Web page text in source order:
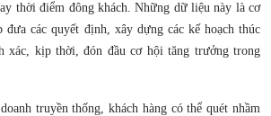
thời điểm đông khách. Những dữ liệu này là cơ
đưa các quyết định, xây dựng các kế hoạch thúc
xác, kịp thời, đón đầu cơ hội tăng trưởng trong
truyền thống, khách hàng có thể quét nhầm